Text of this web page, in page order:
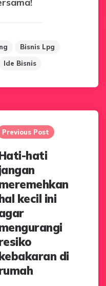
Bisnis Lpg
Ide Bisnis
Previous Post
hati
kecil ini
di